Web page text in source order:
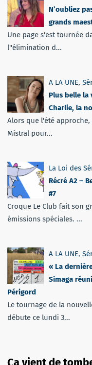
N’oubliez
grands
Une page s'est tournée
l''élimination d...
A LA UNE,
Plus belle la
Charlie, la
Alors que l'été
Mistral pour...
La Loi des
Récré A2 –
#7
Croque Le Club fait son
émissions spéciales. ...
A LA UNE,
« La
Simaga
Périgord
Le tournage de la
débute ce lundi 3...
Ça vient de